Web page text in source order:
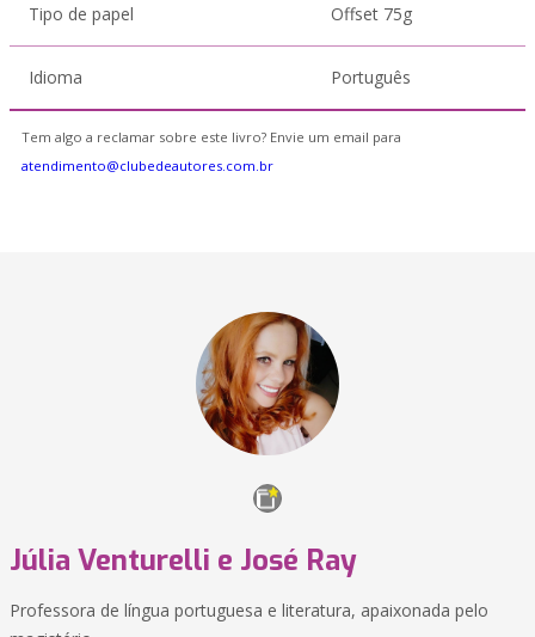
Tipo de papel Offset 75g
Idioma Português
Tem algo a reclamar sobre este livro? Envie um email para
atendimento@clubedeautores.com.br
Júlia Venturelli e José Ray
Professora de língua portuguesa e literatura, apaixonada pelo